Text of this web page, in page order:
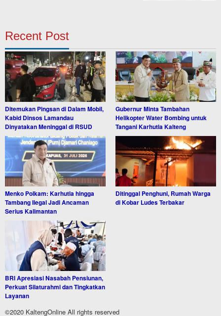
Recent Post
Ditemukan Pingsan di Dalam Mobil,
Kabid Dinsos Lamandau
Dinyatakan Meninggal di RSUD
Gubernur Minta Tambahan
Helikopter Water Bombing untuk
Tangani Karhutla Kalteng
Menko Polkam: Karhutla hingga
Tambang Ilegal Jadi Ancaman
Serius Kalimantan
Ditinggal Penghuni, Rumah Warga
di Kobar Ludes Terbakar
BRI Apresiasi Nasabah Pensiunan,
Perkuat Silaturahmi dan Tingkatkan
Layanan
©2020 KaltengOnline All rights reserved